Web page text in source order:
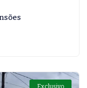
Exclusivo